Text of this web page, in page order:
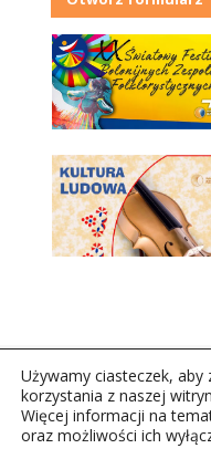
Copyright © 2026Polskie
Używamy ciasteczek,
korzystania z naszej
Więcej informacji na
oraz możliwości ich